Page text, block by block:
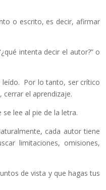
o escrito, es decir, afirmar
intenta decir el autor?” o
leído. Por lo tanto, ser crítico
el aprendizaje.
lee al pie de la letra.
cada autor tiene
limitaciones, omisiones,
de vista y que hagas tus